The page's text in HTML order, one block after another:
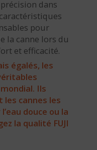
dans
pour
la canne lors du
et efficacité.
égalés, les
Ils
cannes les
douce ou la
la qualité FUJI